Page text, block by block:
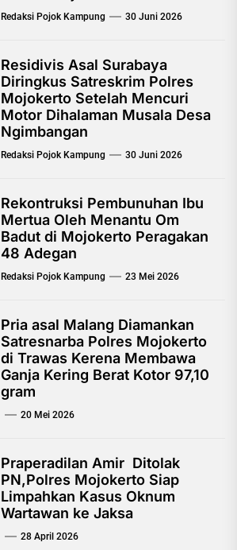
Redaksi Pojok Kampung 30 Juni 2026
Residivis Asal Surabaya
Diringkus Satreskrim Polres
Mojokerto Setelah Mencuri
Motor Dihalaman Musala Desa
Ngimbangan
Redaksi Pojok Kampung 30 Juni 2026
Rekontruksi Pembunuhan Ibu
Mertua Oleh Menantu Om
Badut di Mojokerto Peragakan
48 Adegan
Redaksi Pojok Kampung 23 Mei 2026
Pria asal Malang Diamankan
Satresnarba Polres Mojokerto
di Trawas Kerena Membawa
Ganja Kering Berat Kotor 97,10
gram
20 Mei 2026
Praperadilan Amir Ditolak
PN,Polres Mojokerto Siap
Limpahkan Kasus Oknum
Wartawan ke Jaksa
28 April 2026